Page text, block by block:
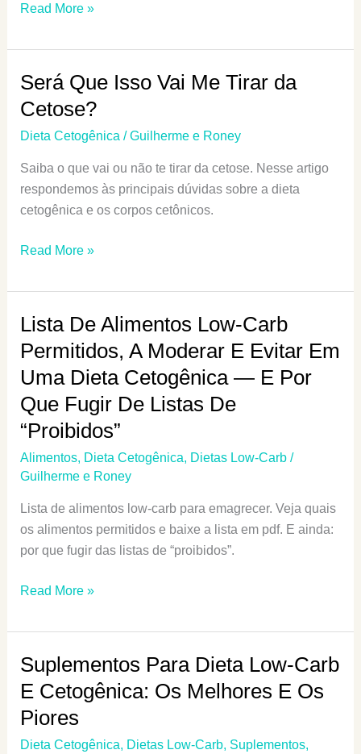
Gripe
Carb:
Sintomas
E
Dicas
Contra
Efeitos
Colaterais
Do
Da
Carb
E
Read More »
Será Que Isso Vai Me Tirar da
Cetose?
Dieta Cetogênica /Guilherme e Roney
Saiba o que vai ou não te tirar da cetose. Nesse artigo
respondemos às principais dúvidas sobre a dieta
cetogênica e os corpos cetônicos.
Será
Isso
Me
Tirar
Cetose?
Read More »
Lista De Alimentos Low-Carb
Permitidos, A Moderar E Evitar Em
Uma Dieta Cetogênica — E Por
Que Fugir De Listas De
“Proibidos”
Alimentos, Dieta Cetogênica, Dietas Low-Carb/
Guilherme e Roney
Lista de alimentos low-carb para emagrecer. Veja quais
os alimentos permitidos e baixe a lista em pdf. E ainda:
por que fugir das listas de “proibidos”.
Lista
Alimentos
Carb
Permitidos,
A
Moderar
Read More »
Suplementos Para Dieta Low-Carb
E Cetogênica: Os Melhores E Os
Piores
Dieta Cetogênica, Dietas Low-Carb, Suplementos,